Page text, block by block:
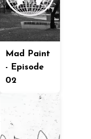
Mad Paint
- Episode
02